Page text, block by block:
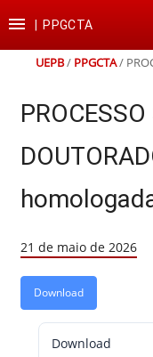
para
conteúdo
para
para
para
rodapé
 PPGCTA
UEPB/ PPGCTA/
21 de maio de 2026
Download
Download